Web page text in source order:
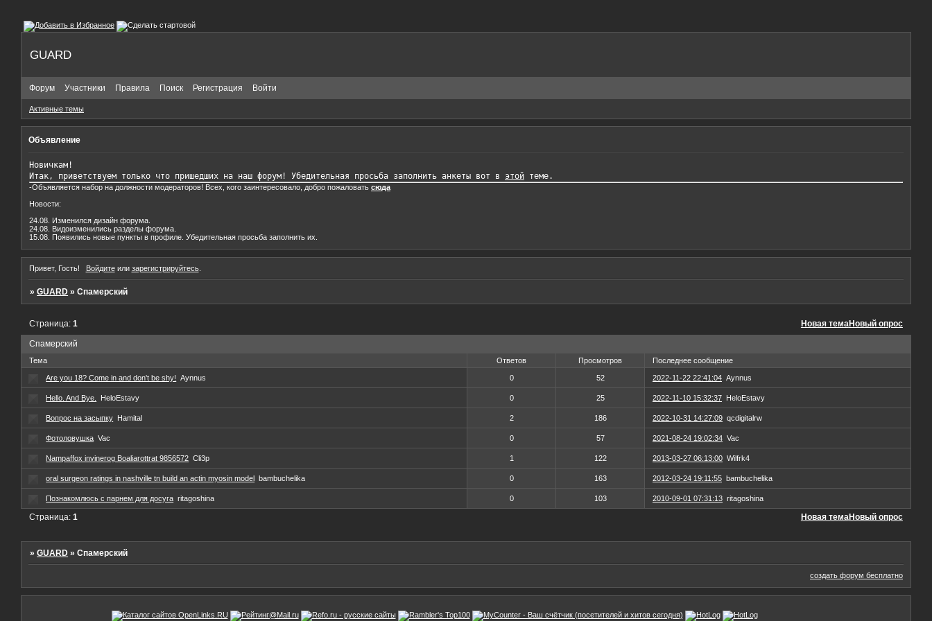
GUARD
Форум Участники Правила Поиск Регистрация Войти
Активные темы
Объявление
Новичкам!
Итак, приветствуем только что пришедших на наш форум! Убедительная просьба заполнить анкеты вот в этой
-Объявляется набор на должности модераторов! Всех, кого заинтересовало, добро пожаловать сюда
Новости:
24.08. Изменился дизайн форума.
24.08. Видоизменились разделы форума.
15.08. Появились новые пункты в профиле. Убедительная просьба заполнить их.
Привет, Гость! Войдитеили зарегистрируйтесь.
»GUARD »Спамерский
Спамерский
Страница:1 Новая темаНовый опрос
Тема Ответов Просмотров Последнее сообщение
Are you 18? Come in and don't be shy! Aynnus 0 52 2022-11-22 22:41:04 Aynnus
Hello. And Bye. HeloEstavy 0 25 2022-11-10 15:32:37 HeloEstavy
Вопрос на засыпку Hamital 2 186 2022-10-31 14:27:09 qcdigitalrw
Фотоловушка Vac 0 57 2021-08-24 19:02:34 Vac
Nampaffox invinerog Boaliarottrat 9856572 Cli3p 1 122 2013-03-27 06:13:00 Wilfrk4
oral surgeon ratings in nashville tn build an actin myosin model bambuchelika 0 163 2012-03-24 19:11:55 bambuchelika
Познакомлюсь с парнем для досуга ritagoshina 0 103 2010-09-01 07:31:13 ritagoshina
Новая темаНовый опрос
Страница:1
»GUARD »Спамерский
создать форум бесплатно